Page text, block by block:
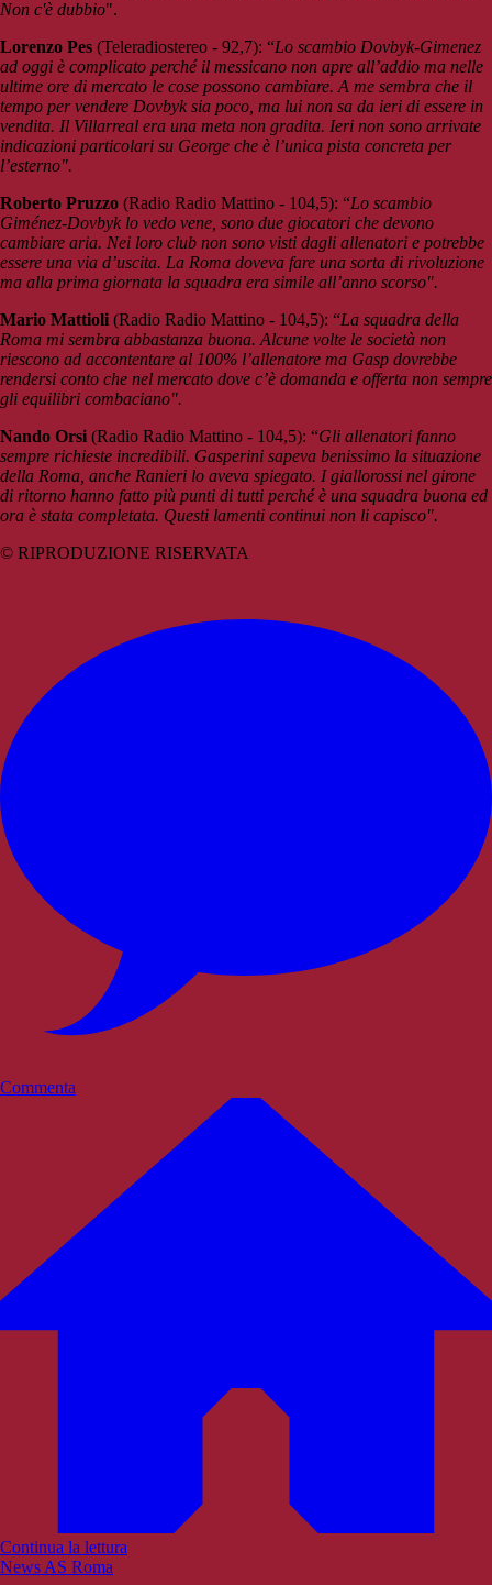
Non c'è dubbio".
Lorenzo Pes (Teleradiostereo - 92,7): “Lo scambio Dovbyk-Gimenez
ad oggi è complicato perché il messicano non apre all’addio ma nelle
ultime ore di mercato le cose possono cambiare. A me sembra che il
tempo per vendere Dovbyk sia poco, ma lui non sa da ieri di essere in
vendita. Il Villarreal era una meta non gradita. Ieri non sono arrivate
indicazioni particolari su George che è l’unica pista concreta per
l’esterno".
Roberto Pruzzo (Radio Radio Mattino - 104,5): “Lo scambio
Giménez-Dovbyk lo vedo vene, sono due giocatori che devono
cambiare aria. Nei loro club non sono visti dagli allenatori e potrebbe
essere una via d’uscita. La Roma doveva fare una sorta di rivoluzione
ma alla prima giornata la squadra era simile all’anno scorso".
Mario Mattioli (Radio Radio Mattino - 104,5): “La squadra della
Roma mi sembra abbastanza buona. Alcune volte le società non
riescono ad accontentare al 100% l’allenatore ma Gasp dovrebbe
rendersi conto che nel mercato dove c’è domanda e offerta non sempre
gli equilibri combaciano".
Nando Orsi (Radio Radio Mattino - 104,5): “Gli allenatori fanno
sempre richieste incredibili. Gasperini sapeva benissimo la situazione
della Roma, anche Ranieri lo aveva spiegato. I giallorossi nel girone
di ritorno hanno fatto più punti di tutti perché è una squadra buona ed
ora è stata completata. Questi lamenti continui non li capisco".
© RIPRODUZIONE RISERVATA
Commenta
Continua la lettura
News AS Roma